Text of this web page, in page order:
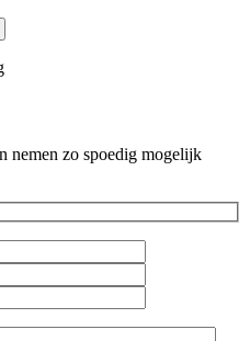
nemen zo spoedig mogelijk